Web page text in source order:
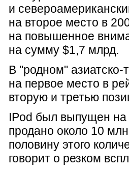
и
на второе место в
на повышенное
на сумму $1,7 млрд.
В "родном" азиатско-
на первое место в
вторую и третью
IPod был выпущен на
продано около 10
половину этого
говорит о резком